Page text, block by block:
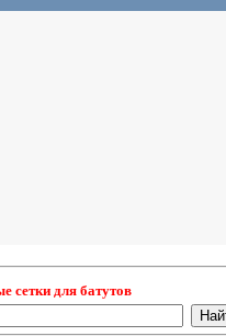
сетки для батутов